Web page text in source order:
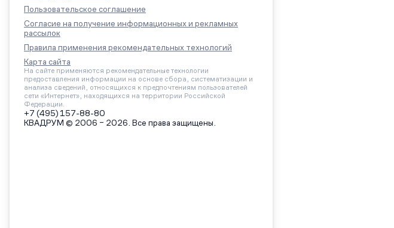
Пользовательское соглашение
Согласие на получение информационных и рекламных
рассылок
Правила применения рекомендательных технологий
Карта сайта
На сайте применяются рекомендательные технологии
предоставления информации на основе сбора, систематизации и
анализа сведений, относящихся к предпочтениям пользователей
сети «Интернет», находящихся на территории Российской
Федерации.
+7 (495) 157-88-80
КВАДРУМ © 2006 – 2026. Все права защищены.